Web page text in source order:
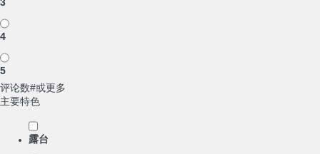
3
4
5
评论数#或更多
主要特色
露台